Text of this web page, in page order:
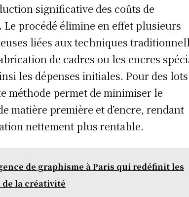
significative des coûts de
procédé élimine en effet plusieurs
liées aux techniques
de cadres ou les encres
les dépenses initiales. Pour des lots
méthode permet de minimiser le
matière première et d’encre, rendant
nettement plus rentable.
de graphisme à Paris qui redéfinit les
de la créativité